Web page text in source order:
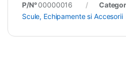
P/N°00000016
Scule, Echipamente si Accesorii